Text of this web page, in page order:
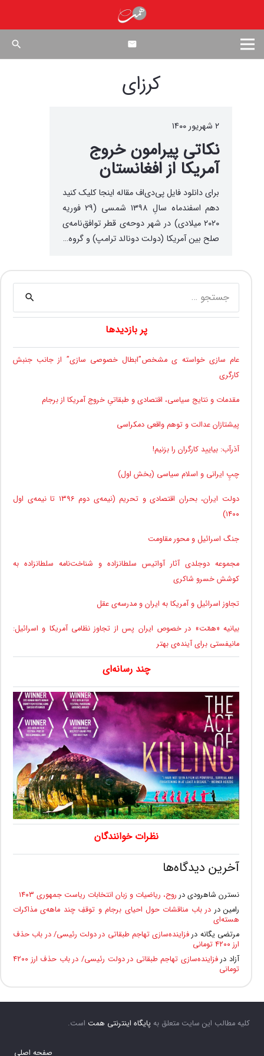
search
کرزای
۲ شهریور ۱۴۰۰
نکاتی پیرامون خروج
آمریکا از افغانستان
برای دانلود فایل پی‌دی‌اف‌ مقاله اینجا کلیک کنید
دهم اسفندماه سالِ ۱۳۹۸ شمسی (۲۹ فوریه
۲۰۲۰ میلادی) در شهر دوحه‌ی قطر توافق‌نامه‌ی
صلح بین آمریکا (دولت دونالد ترامپ) و گروه…
برای:
پر بازدیدها
عام سازی خواسته ی مشخص”ابطال خصوصی سازی” از جانب جنبش
کارگری
مقدمات و نتایج سیاسی، اقتصادی و طبقاتیِ خروج آمریکا از برجام
پیشتازان عدالت و توهم واقعی دمکراسی
آذرآب: بیایید کارگران را بزنیم!
چپِ ایرانی و اسلام سیاسی (بخش اول)
دولت ایران، بحران اقتصادی و تحریم (نیمه‌ی دوم ۱۳۹۶ تا نیمه‌ی اول
۱۴۰۰)
جنگ اسرائیل و محور مقاومت
مجموعه دوجلدی آثار آواتیس سلطانزاده و شناخت‌نامه سلطانزاده به
کوشش خسرو شاکری
تجاوز اسرائیل و آمریکا به ایران و مدرسه‌ی عقل
بیانیه «همّت» در خصوص ایران پس از تجاوز نظامی آمریکا و اسرائیل:
مانیفستی برای آینده‌ی بهتر
چند رسانه‌ای
نظرات خوانندگان
آخرین دیدگاه‌ها
نسترن شاهرودی در روح، ریاضیات و زبان انتخابات ریاست جمهوری ۱۴۰۳
رامیندر در باب مناقشات حول احیای برجام و توقفِ چند ماهه‌ی مذاکرات
هسته‌ای
مرتضی یگانه درفزاینده‌سازی تهاجم طبقاتی در دولت رئیسی/ در باب حذف
ارز ۴۲۰۰ تومانی
آزاددر
فزاینده‌سازی تهاجم طبقاتی در دولت رئیسی/ در باب حذف ارز ۴۲۰۰
تومانی
کلیه مطالب این سایت متعلق به پایگاه اینترنتی همت است.
صفحه اصلی